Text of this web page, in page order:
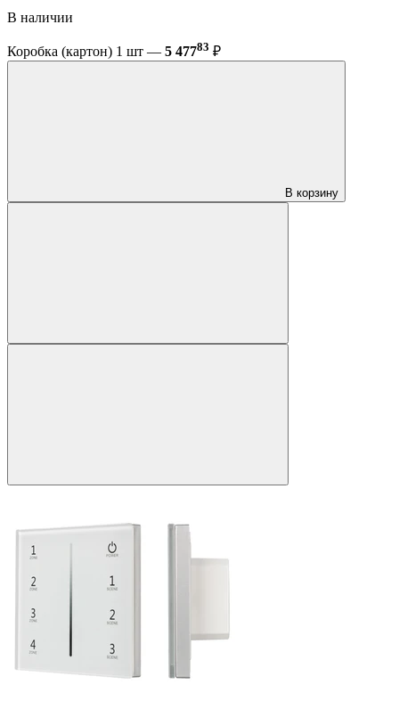
В наличии
Коробка (картон) 1 шт — 5 47783 ₽
В корзину